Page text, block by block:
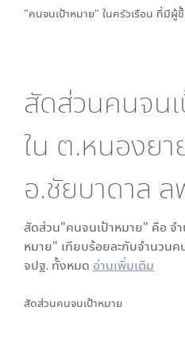
"คนจนเป้าหมาย" ในครัวเรือน ที่มีผู้
สัดส่วนคนจน
ใน ต.หนองยา
อ.ชัยบาดาล
สัดส่วน"คนจนเป้าหมาย" คือ จ
หมาย" เทียบร้อยละกับจำนวนค
จปฐ. ทั้งหมด อ่านเพิ่มเติม
สัดส่วนคนจนเป้าหมาย